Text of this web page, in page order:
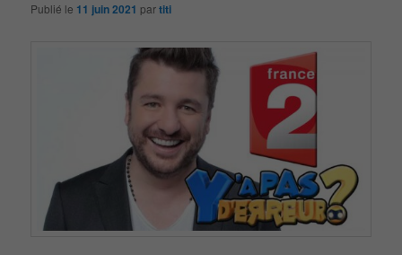
Publié le 11 juin 2021 partiti